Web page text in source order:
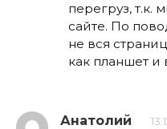
перегруз, т.к.
сайте. По
не вся
как планшет и
Анатолий